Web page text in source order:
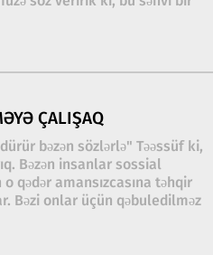
ÇALIŞAQ
bəzən sözlərlə" Təəssüf ki,
Bəzən insanlar sossial
qədər amansızcasına təhqir
Bəzi onlar üçün qəbuledilməz